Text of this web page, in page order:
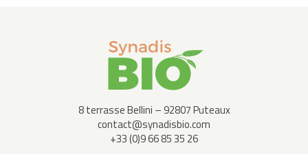
8 terrasse Bellini – 92807 Puteaux
contact@synadisbio.com
+33 (0)9 66 85 35 26